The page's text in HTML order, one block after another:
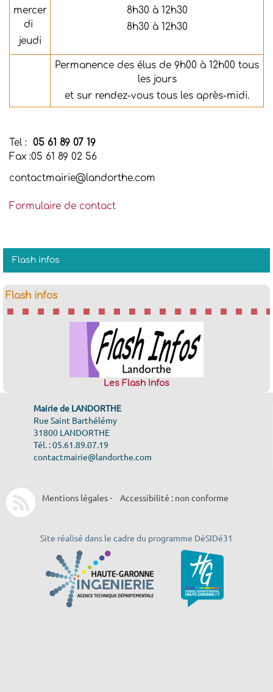
mercer
di
jeudi
8h30 à 12h30
8h30 à 12h30
Permanence des élus de 9h00 à 12h00 tous
les jours
et sur rendez-vous tous les après-midi.
Tel : 05 61 89 07 19
Fax :05 61 89 02 56
contactmairie@landorthe.com
Formulaire de contact
Flash infos
Flash infos
Les Flash Infos
Mairie de LANDORTHE
Rue Saint Barthélémy
31800 LANDORTHE
Tél. : 05.61.89.07.19
contactmairie@landorthe.com
Mentions légales- Accessibilité : non conforme
Site réalisé dans le cadre du programme DéSIDé31